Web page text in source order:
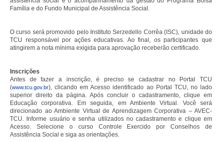
Família e do Fundo Municipal de Assistência Social.
O curso será promovido pelo Instituto Serzedello Corrêa (ISC), unidade do
TCU responsável por ações educativas. Ao final, os participantes que
atingirem a nota mínima exigida para aprovação receberão certificado.
Inscrições
Antes de fazer a inscrição, é preciso se cadastrar no Portal TCU
(www.tcu.gov.br), clicando em Acesso identificado ao Portal TCU, no lado
superior direito da página. Após concluir o cadastramento, clique em
Educação corporativa. Em seguida, em Ambiente Virtual. Você será
direcionado ao Ambiente Virtual de Aprendizagem Corporativa – AVEC-
TCU. Informe usuário e senha utilizados no cadastramento e clique em
Acesso. Selecione o curso Controle Exercido por Conselhos de
Assistência Social e siga as orientações.